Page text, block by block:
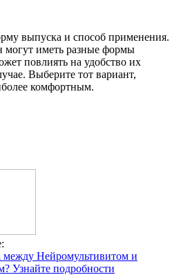
выпуска и способ применения.
иметь разные формы
повлиять на удобство их
Выберите тот вариант,
комфортным.
между Нейромультивитом и
Узнайте подробности